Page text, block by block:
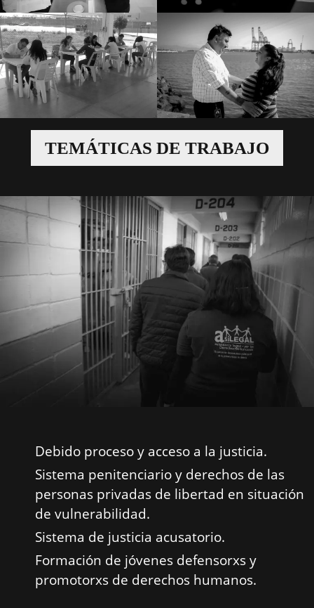
TEMÁTICAS DE TRABAJO
Debido proceso y acceso a la justicia.
Sistema penitenciario y derechos de las
personas privadas de libertad en situación
de vulnerabilidad.
Sistema de justicia acusatorio.
Formación de jóvenes defensorxs y
promotorxs de derechos humanos.